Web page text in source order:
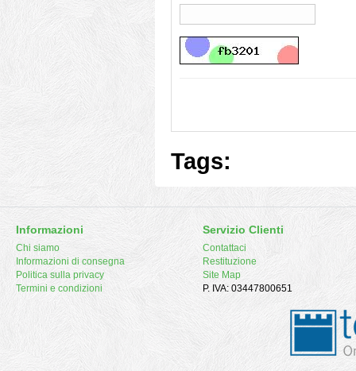
Tags:
Informazioni
Chi siamo
Informazioni di consegna
Politica sulla privacy
Termini e condizioni
Servizio Clienti
Contattaci
Restituzione
Site Map
P. IVA: 03447800651